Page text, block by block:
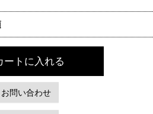
ートに入れる
お問い合わせ